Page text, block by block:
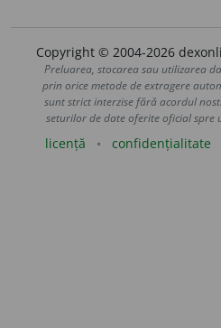
Copyright © 2004-2026
Preluarea, stocarea sau utilizarea
prin orice metode de extragere
sunt strict interzise fără acordul
seturilor de date oferite oficial spre
licență confidențialitate